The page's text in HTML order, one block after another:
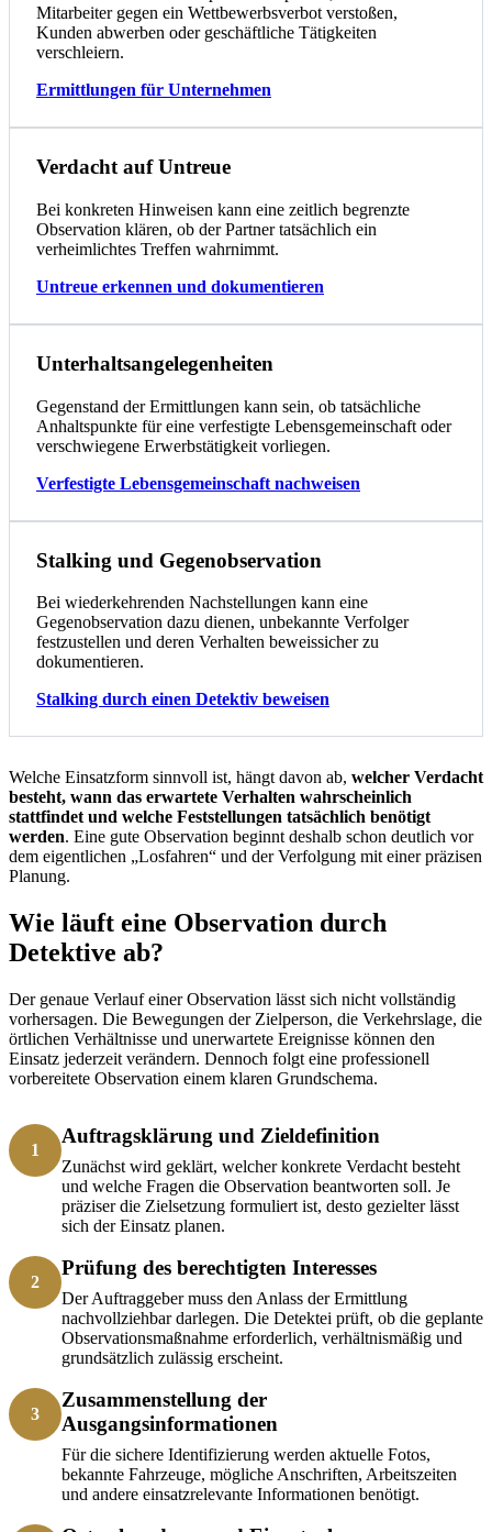
Mitarbeiter gegen ein Wettbewerbsverbot verstoßen,
Kunden abwerben oder geschäftliche Tätigkeiten
verschleiern.
Ermittlungen für Unternehmen
Verdacht auf Untreue
Bei konkreten Hinweisen kann eine zeitlich begrenzte
Observation klären, ob der Partner tatsächlich ein
verheimlichtes Treffen wahrnimmt.
Untreue erkennen und dokumentieren
Unterhaltsangelegenheiten
Gegenstand der Ermittlungen kann sein, ob tatsächliche
Anhaltspunkte für eine verfestigte Lebensgemeinschaft oder
verschwiegene Erwerbstätigkeit vorliegen.
Verfestigte Lebensgemeinschaft nachweisen
Stalking und Gegenobservation
Bei wiederkehrenden Nachstellungen kann eine
Gegenobservation dazu dienen, unbekannte Verfolger
festzustellen und deren Verhalten beweissicher zu
dokumentieren.
Stalking durch einen Detektiv beweisen
Welche Einsatzform sinnvoll ist, hängt davon ab, welcher Verdacht
besteht, wann das erwartete Verhalten wahrscheinlich
stattfindet und welche Feststellungen tatsächlich benötigt
werden. Eine gute Observation beginnt deshalb schon deutlich vor
dem eigentlichen „Losfahren“ und der Verfolgung mit einer präzisen
Planung.
Wie läuft eine Observation durch
Detektive ab?
Der genaue Verlauf einer Observation lässt sich nicht vollständig
vorhersagen. Die Bewegungen der Zielperson, die Verkehrslage, die
örtlichen Verhältnisse und unerwartete Ereignisse können den
Einsatz jederzeit verändern. Dennoch folgt eine professionell
vorbereitete Observation einem klaren Grundschema.
1
Auftragsklärung und Zieldefinition
Zunächst wird geklärt, welcher konkrete Verdacht besteht
und welche Fragen die Observation beantworten soll. Je
präziser die Zielsetzung formuliert ist, desto gezielter lässt
sich der Einsatz planen.
2
Prüfung des berechtigten Interesses
Der Auftraggeber muss den Anlass der Ermittlung
nachvollziehbar darlegen. Die Detektei prüft, ob die geplante
Observationsmaßnahme erforderlich, verhältnismäßig und
grundsätzlich zulässig erscheint.
3
Zusammenstellung der
Ausgangsinformationen
Für die sichere Identifizierung werden aktuelle Fotos,
bekannte Fahrzeuge, mögliche Anschriften, Arbeitszeiten
und andere einsatzrelevante Informationen benötigt.